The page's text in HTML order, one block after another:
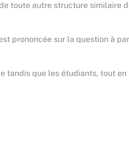
toute autre structure similaire
prononcée sur la question à
tandis que les étudiants, tout